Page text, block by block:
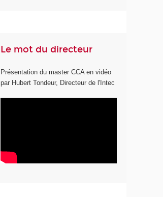
Le mot du directeur
Présentation du master CCA en vidéo
par Hubert Tondeur, Directeur de l'Intec